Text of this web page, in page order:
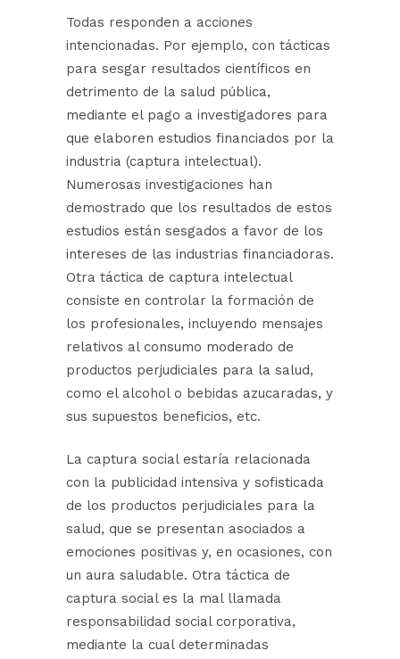
Todas responden a acciones
intencionadas. Por ejemplo, con tácticas
para sesgar resultados científicos en
detrimento de la salud pública,
mediante el pago a investigadores para
que elaboren estudios financiados por la
industria (captura intelectual).
Numerosas investigaciones han
demostrado que los resultados de estos
estudios están sesgados a favor de los
intereses de las industrias financiadoras.
Otra táctica de captura intelectual
consiste en controlar la formación de
los profesionales, incluyendo mensajes
relativos al consumo moderado de
productos perjudiciales para la salud,
como el alcohol o bebidas azucaradas, y
sus supuestos beneficios, etc.
La captura social estaría relacionada
con la publicidad intensiva y sofisticada
de los productos perjudiciales para la
salud, que se presentan asociados a
emociones positivas y, en ocasiones, con
un aura saludable. Otra táctica de
captura social es la mal llamada
responsabilidad social corporativa,
mediante la cual determinadas